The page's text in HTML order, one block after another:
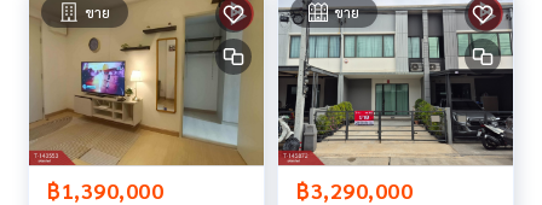
สนใจดูทรัพย์อื่นๆ เพิ่มเติม มากกว่า 3,000 รายการ
www.tb.co.th
The Best Property Agent CO,.LTD. ผู้นำด้านธุรกิจนายหน้า ตัวแ
ทนอสังหาริมทรัพย์ครบวงจร ด้วยความเป็นมืออาชีพ ใช้เทคโนโล
ยี และ นวัตกรรมที่สร้างสรรค์ เพื่อส่งมอบบริการที่ดีที่สุดเพื่อคุณ ใ
ห้บริการด้าน ซื้อ ขาย เช่า อสังหาริมทรัพย์
ขาย
฿1,390,000
ขาย
฿3,290,000